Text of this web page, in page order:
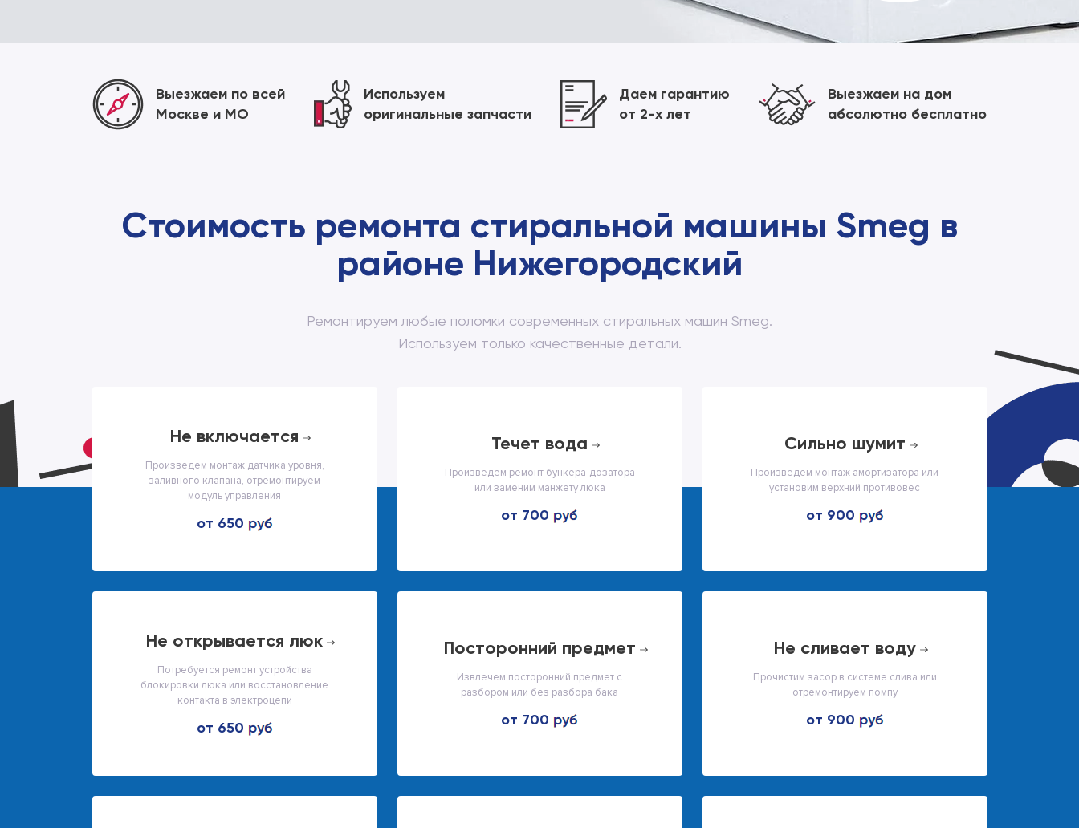
Выезжаем по всей
Москве и МО
Используем
оригинальные запчасти
Даем гарантию
от 2-х лет
Выезжаем на дом
абсолютно бесплатно
Стоимость ремонта стиральной машины Smeg в
районе Нижегородский
Ремонтируем любые поломки современных стиральных машин Smeg.
Используем только качественные детали.
не включается
Произведем монтаж датчика уровня,
заливного клапана, отремонтируем
модуль управления
от 650
течет вода
Произведем ремонт бункера-дозатора
или заменим манжету люка
от 700
сильно шумит
Произведем монтаж амортизатора или
установим верхний противовес
от 900
не открывается люк
Потребуется ремонт устройства
блокировки люка или восстановление
контакта в электроцепи
от 650
посторонний предмет
Извлечем посторонний предмет с
разбором или без разбора бака
от 700
не сливает воду
Прочистим засор в системе слива или
отремонтируем помпу
от 900